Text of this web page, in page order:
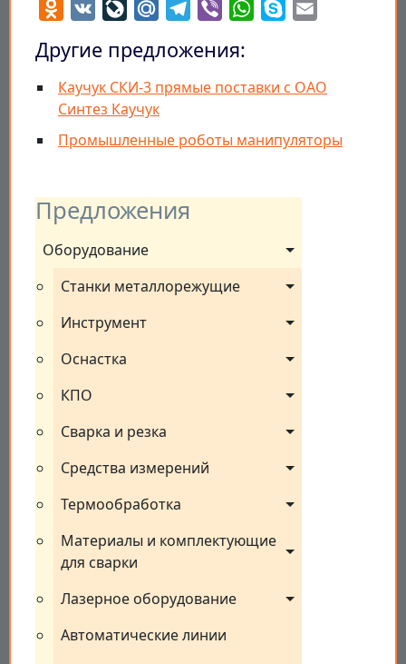
Предложения
Оборудование
Станки металлорежущие
Инструмент
Оснастка
КПО
Сварка и резка
Средства измерений
Термообработка
Материалы и комплектующие
для сварки
Лазерное оборудование
Автоматические линии
Odnoklassniki
VK LiveJournal
Mail.RuTelegram
Viber WhatsApp
Skype
Другие предложения:
Каучук СКИ-3 прямые поставки с ОАО
Синтез Каучук
Промышленные роботы манипуляторы